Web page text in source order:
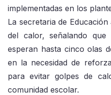
implementadas en los
La secretaria de
del calor, señalando
esperan hasta cinco olas
en la necesidad de
para evitar golpes de
comunidad escolar.